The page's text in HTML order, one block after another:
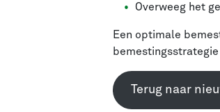
Overweeg het
Een optimale
Terug naar